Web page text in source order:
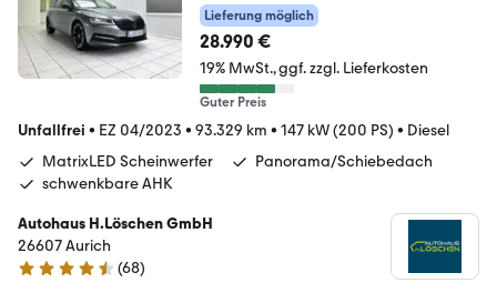
Lieferung möglich
28.990 €
19% MwSt. ggf. zzgl. Lieferkosten
Guter Preis
Unfallfrei • EZ 04/2023 • 93.329 km • 147 kW (200 PS) • Diesel
MatrixLED Scheinwerfer
Panorama/Schiebedach
schwenkbare AHK
Autohaus H.Löschen GmbH
26607 Aurich
4.7 Sterne
(68)